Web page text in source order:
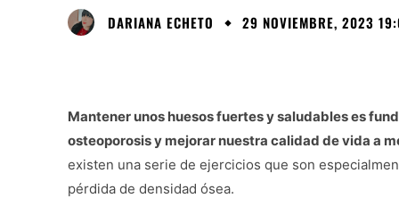
DARIANA ECHETO 29 NOVIEMBRE, 2023
Mantener unos huesos fuertes y saludables es
osteoporosis y mejorar nuestra calidad de vida a
existen una serie de ejercicios que son
pérdida de densidad ósea.